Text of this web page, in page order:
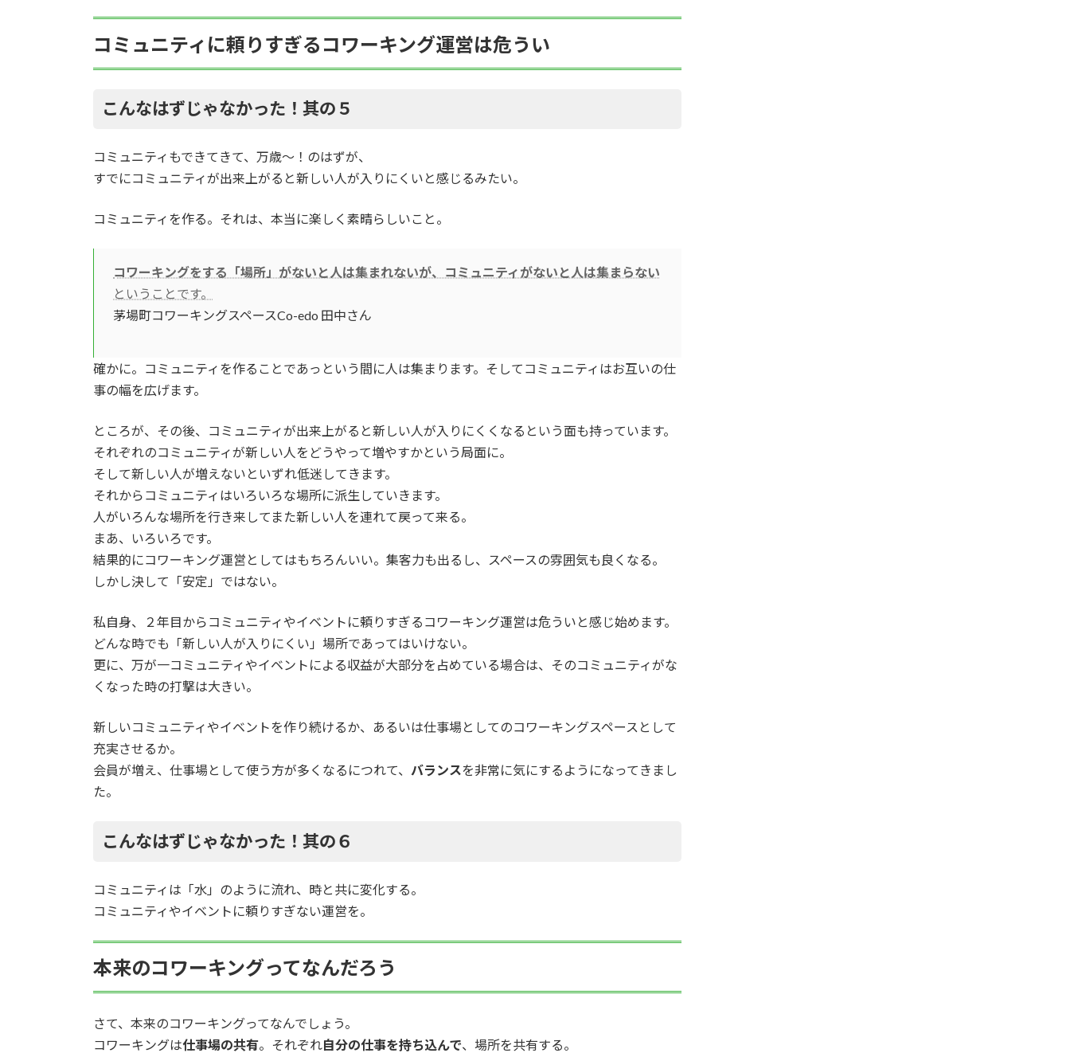
コミュニティに頼りすぎるコワーキング運営は危うい
こんなはずじゃなかった！其の５
コミュニティもできてきて、万歳〜！のはずが、
すでにコミュニティが出来上がると新しい人が入りにくいと感じるみたい。
コミュニティを作る。それは、本当に楽しく素晴らしいこと。
コワーキングをする「場所」がないと人は集まれないが、コミュニティがないと人は集まらない
ということです。
茅場町コワーキングスペースCo-edo 田中さん
確かに。コミュニティを作ることであっという間に人は集まります。そしてコミュニティはお互いの仕
事の幅を広げます。
ところが、その後、コミュニティが出来上がると新しい人が入りにくくなるという面も持っています。
それぞれのコミュニティが新しい人をどうやって増やすかという局面に。
そして新しい人が増えないといずれ低迷してきます。
それからコミュニティはいろいろな場所に派生していきます。
人がいろんな場所を行き来してまた新しい人を連れて戻って来る。
まあ、いろいろです。
結果的にコワーキング運営としてはもちろんいい。集客力も出るし、スペースの雰囲気も良くなる。
しかし決して「安定」ではない。
私自身、２年目からコミュニティやイベントに頼りすぎるコワーキング運営は危ういと感じ始めます。
どんな時でも「新しい人が入りにくい」場所であってはいけない。
更に、万が一コミュニティやイベントによる収益が大部分を占めている場合は、そのコミュニティがな
くなった時の打撃は大きい。
新しいコミュニティやイベントを作り続けるか、あるいは仕事場としてのコワーキングスペースとして
充実させるか。
会員が増え、仕事場として使う方が多くなるにつれて、 バランスを非常に気にするようになってきまし
た。
こんなはずじゃなかった！其の６
コミュニティは「水」のように流れ、時と共に変化する。
コミュニティやイベントに頼りすぎない運営を。
本来のコワーキングってなんだろう
さて、本来のコワーキングってなんでしょう。
コワーキングは仕事場の共有。それぞれ自分の仕事を持ち込んで、場所を共有する。